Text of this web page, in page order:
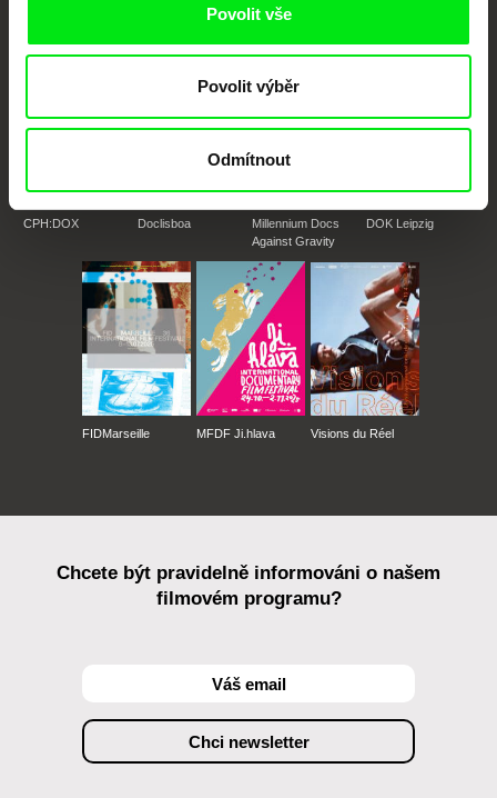
Povolit vše
Povolit výběr
Odmítnout
Členové Doc Alliance
CPH:DOX Doclisboa
Millennium Docs
Against Gravity
DOK Leipzig
FIDMarseille MFDF Ji.hlava Visions du Réel
Chcete být pravidelně informováni o našem
filmovém programu?